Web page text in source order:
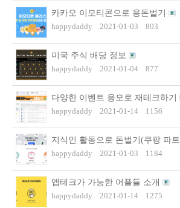
카카오 이모티콘으로 용돈벌기
happydaddy
2021-01-03 803
미국 주식 배당 정보
happydaddy
2021-01-04 877
다양한 이벤트 응모로 재테크하기
happydaddy
2021-01-14 1156
지식인 활동으로 돈벌기(쿠팡 파
happydaddy
2021-01-03 1184
앱테크가 가능한 어플들 소개
happydaddy
2021-01-14 1275